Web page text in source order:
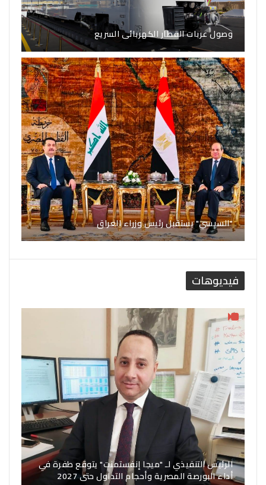
وصول عربات القطار الكهربائى السريع
"السيسي" يستقبل رئيس وزراء العراق
فيديوهات
الرئيس التنفيذي لـ "ميجا إنفستمنت" يتوقع طفرة في
أداء البورصة المصرية وأحجام التداول حتى 2027